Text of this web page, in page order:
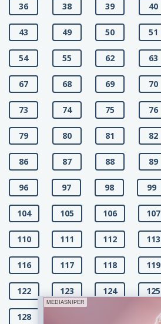
36 38 39 40
43 49 50 51
54 55 62 63
67 68 69 70
73 74 75 76
79 80 81 82
86 87 88 89
96 97 98 99
104 105 106 107
110 111 112 113
116 117 118 119
122 123 124 125
128
MEDIASNIPER